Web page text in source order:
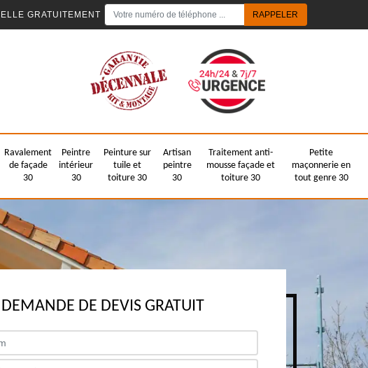
GRATUITEMENT
Ravalement
de façade
30
Peintre
intérieur
30
Peinture sur
tuile et
toiture 30
Artisan
peintre
30
Traitement anti-
mousse façade et
toiture 30
Petite
maçonnerie en
tout genre 30
DEMANDE DE DEVIS GRATUIT